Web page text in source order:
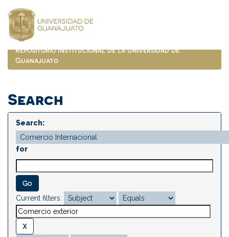
navigation
Repositorio Institucional de la Universidad de
Guanajuato
Search
Search:
for
Current filters: